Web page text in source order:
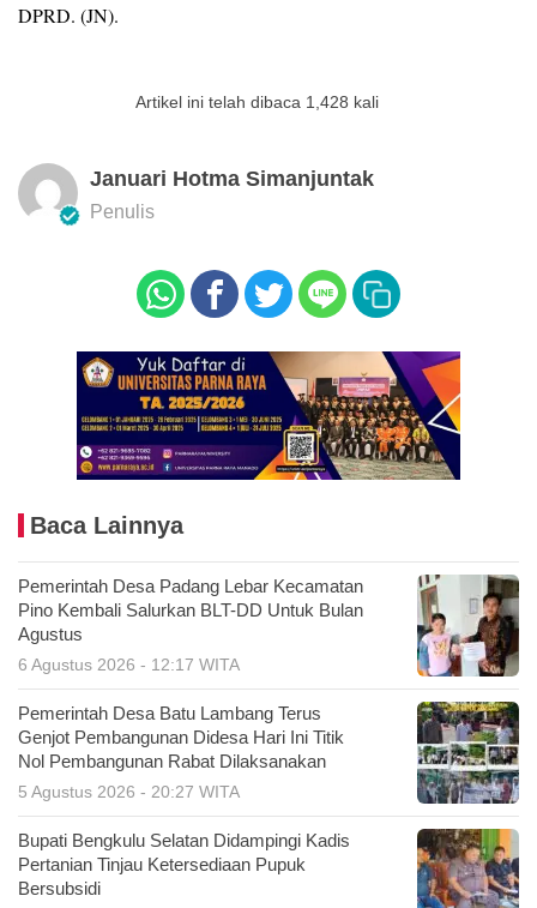
DPRD. (JN).
Artikel ini telah dibaca 1,428 kali
Januari Hotma Simanjuntak
Penulis
Baca Lainnya
Pemerintah Desa Padang Lebar Kecamatan
Pino Kembali Salurkan BLT-DD Untuk Bulan
Agustus
6 Agustus 2026 - 12:17 WITA
Pemerintah Desa Batu Lambang Terus
Genjot Pembangunan Didesa Hari Ini Titik
Nol Pembangunan Rabat Dilaksanakan
5 Agustus 2026 - 20:27 WITA
Bupati Bengkulu Selatan Didampingi Kadis
Pertanian Tinjau Ketersediaan Pupuk
Bersubsidi